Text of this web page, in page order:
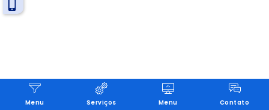
Menu Serviços Menu Contato